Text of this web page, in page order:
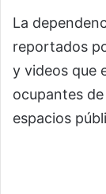
La
reportados
y videos que
ocupantes
espacios